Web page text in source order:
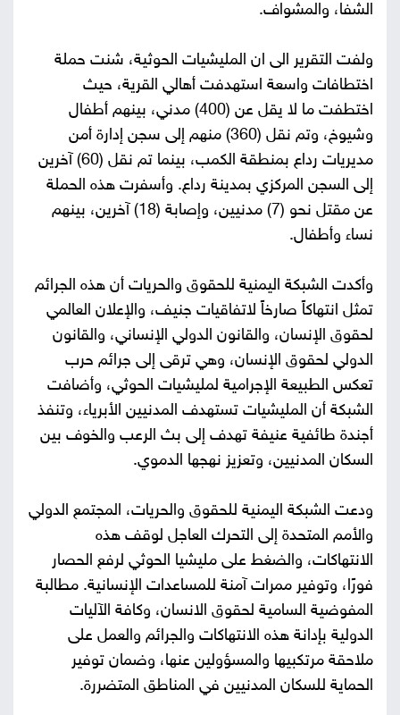
الشفا، والمشواف.
ولفت التقرير الى ان المليشيات الحوثية، شنت حملة
اختطافات واسعة استهدفت أهالي القرية، حيث
اختطفت ما لا يقل عن (400) مدني، بينهم أطفال
وشيوخ، وتم نقل (360) منهم إلى سجن إدارة أمن
مديريات رداع بمنطقة الكمب، بينما تم نقل (60) آخرين
إلى السجن المركزي بمدينة رداع. وأسفرت هذه الحملة
عن مقتل نحو (7) مدنيين، وإصابة (18) آخرين، بينهم
نساء وأطفال.
وأكدت الشبكة اليمنية للحقوق والحريات أن هذه الجرائم
تمثل انتهاكاً صارخاً لاتفاقيات جنيف، والإعلان العالمي
لحقوق الإنسان، والقانون الدولي الإنساني، والقانون
الدولي لحقوق الإنسان، وهي ترقى إلى جرائم حرب
تعكس الطبيعة الإجرامية لمليشيات الحوثي، وأضافت
الشبكة أن المليشيات تستهدف المدنيين الأبرياء، وتنفذ
أجندة طائفية عنيفة تهدف إلى بث الرعب والخوف بين
السكان المدنيين، وتعزيز نهجها الدموي.
ودعت الشبكة اليمنية للحقوق والحريات، المجتمع الدولي
والأمم المتحدة إلى التحرك العاجل لوقف هذه
الانتهاكات، والضغط على مليشيا الحوثي لرفع الحصار
فورًا، وتوفير ممرات آمنة للمساعدات الإنسانية. مطالبة
المفوضية السامية لحقوق الانسان، وكافة الآليات
الدولية بإدانة هذه الانتهاكات والجرائم والعمل على
ملاحقة مرتكبيها والمسؤولين عنها، وضمان توفير
الحماية للسكان المدنيين في المناطق المتضررة.